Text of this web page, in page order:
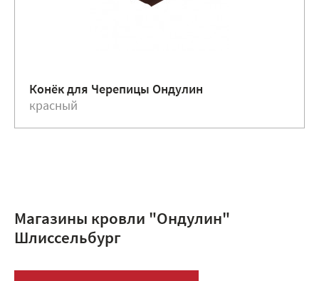
Конёк для Черепицы Ондулин
красный
Магазины кровли "Ондулин"
Шлиссельбург